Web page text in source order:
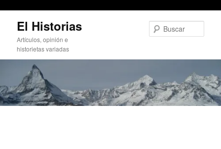
contenido
principal
El Historias
Artículos, opinión e
historietas variadas